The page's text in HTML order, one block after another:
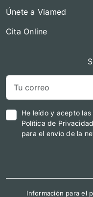
Únete a Viamed
Cita Online
He leído y acepto
Política de
para el envío de la
Información para el